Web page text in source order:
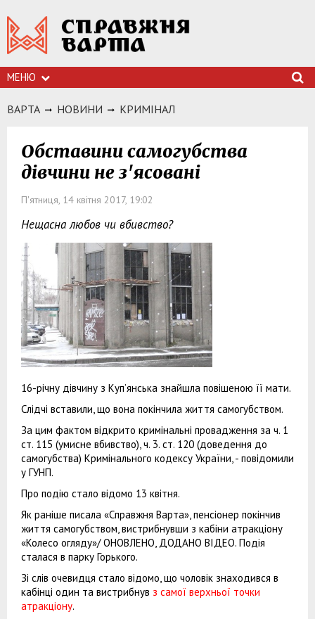
МЕНЮ
ВАРТА НОВИНИ КРИМIНАЛ
Обставини самогубства
дівчини не з'ясовані
П'ятниця, 14 квітня 2017, 19:02
Нещасна любов чи вбивство?
16-річну дівчину з Куп’янська знайшла повішеною її мати.
Слідчі вставили, що вона покінчила життя самогубством.
За цим фактом відкрито кримінальні провадження за ч. 1
ст. 115 (умисне вбивство), ч. 3. ст. 120 (доведення до
самогубства) Кримінального кодексу України, - повідомили
у ГУНП.
Про подію стало відомо 13 квітня.
Як раніше писала «Справжня Варта», пенсіонер покінчив
життя самогубством, вистрибнувши з кабіни атракціону
«Колесо огляду»/ ОНОВЛЕНО, ДОДАНО ВІДЕО. Подія
сталася в парку Горького.
Зі слів очевидця стало відомо, що чоловік знаходився в
кабінці один та вистрибнув з самої верхньої точки
атракціону.